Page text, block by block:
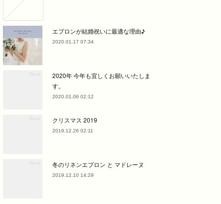
エプロンが結婚祝いに最適な理由♪
2020.01.17 07:34
2020年 今年も宜しくお願いいたしま
す。
2020.01.06 02:12
クリスマス 2019
2019.12.26 02:11
冬のリネンエプロン と マドレーヌ
2019.12.10 14:29